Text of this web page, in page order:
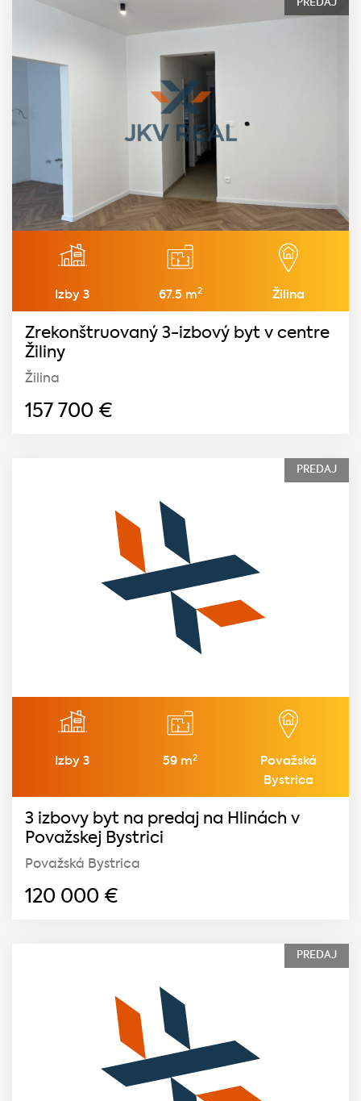
PREDAJ
Izby 3 67.5 m2 Žilina
Zrekonštruovaný 3-izbový byt v centre
Žiliny
Žilina
157 700 €
PREDAJ
Izby 3 59 m2
Považská
Bystrica
3 izbovy byt na predaj na Hlinách v
Považskej Bystrici
Považská Bystrica
120 000 €
PREDAJ